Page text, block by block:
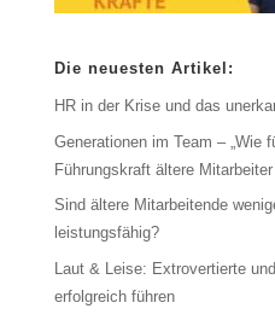
Die neuesten Artikel:
HR in der Krise und das
Generationen im Team – „Wie
Führungskraft ältere Mitarbeiter
Sind ältere Mitarbeitende
leistungsfähig?
Laut & Leise: Extrovertierte
erfolgreich führen